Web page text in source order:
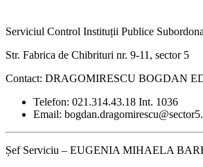
Serviciul Control Instituții Publice
Str. Fabrica de Chibrituri nr. 9-11, sector 5
Contact: DRAGOMIRESCU BOGDAN
Telefon: 021.314.43.18 Int. 1036
Email:
Șef Serviciu – EUGENIA MIHAELA